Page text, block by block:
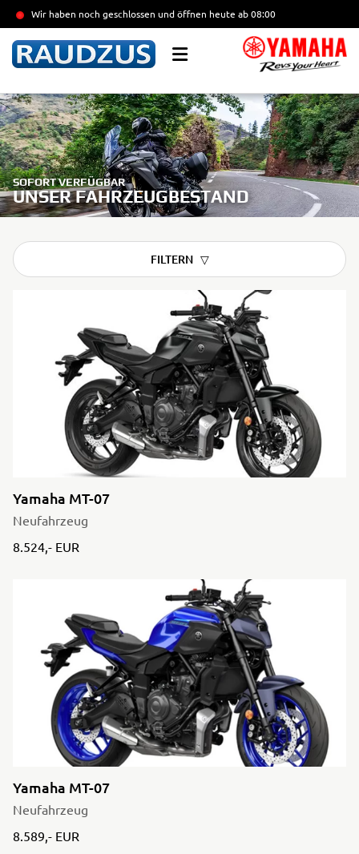
Wir haben noch geschlossen und öffnen heute ab 08:00
SOFORT VERFÜGBAR
UNSER FAHRZEUGBESTAND
FILTERN
Yamaha MT-07
Neufahrzeug
8.524,- EUR
Yamaha MT-07
Neufahrzeug
8.589,- EUR